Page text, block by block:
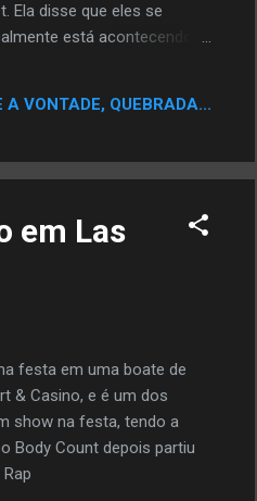
Ela disse que eles se
está acontecendo.
A VONTADE, QUEBRADA...
em Las
festa em uma boate de
& Casino, e é um dos
show na festa, tendo a
Body Count depois partiu